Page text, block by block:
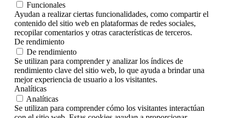
Funcionales
Ayudan a realizar ciertas funcionalidades, como compartir el
contenido del sitio web en plataformas de redes sociales,
recopilar comentarios y otras características de terceros.
De rendimiento
De rendimiento
Se utilizan para comprender y analizar los índices de
rendimiento clave del sitio web, lo que ayuda a brindar una
mejor experiencia de usuario a los visitantes.
Analíticas
Analíticas
Se utilizan para comprender cómo los visitantes interactúan